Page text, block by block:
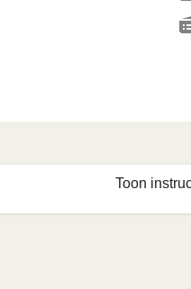
Toon
z'n best van